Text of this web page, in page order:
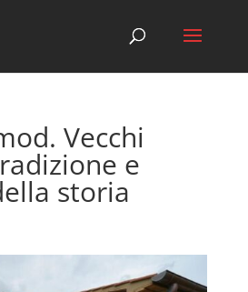
Vecchi
e
storia